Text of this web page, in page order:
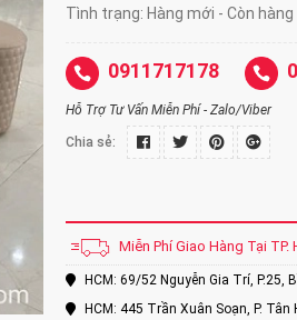
Tình trạng: Hàng mới - Còn hàng
0911717178
Hỗ Trợ Tư Vấn Miễn Phí - Zalo/Viber
Chia sẻ:
Miễn Phí Giao Hàng Tại TP.
HCM: 69/52 Nguyễn Gia Trí, P.25,
HCM: 445 Trần Xuân Soạn, P. Tân